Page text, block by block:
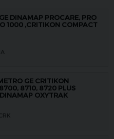
DINAMAP PROCARE, PRO
1000 ,CRITIKON COMPACT
GE CRITIKON
8710, 8720 PLUS
OXYTRAK